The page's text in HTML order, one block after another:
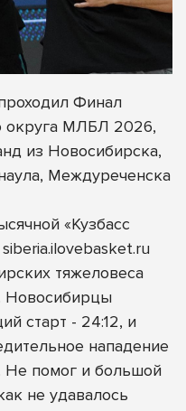
Финал
округа МЛБЛ 2026,
из Новосибирска,
Междуреченска
«Кузбасс
тяжеловеса
Новосибирцы
старт - 24:12, и
нападение
Не помог и большой
не удавалось